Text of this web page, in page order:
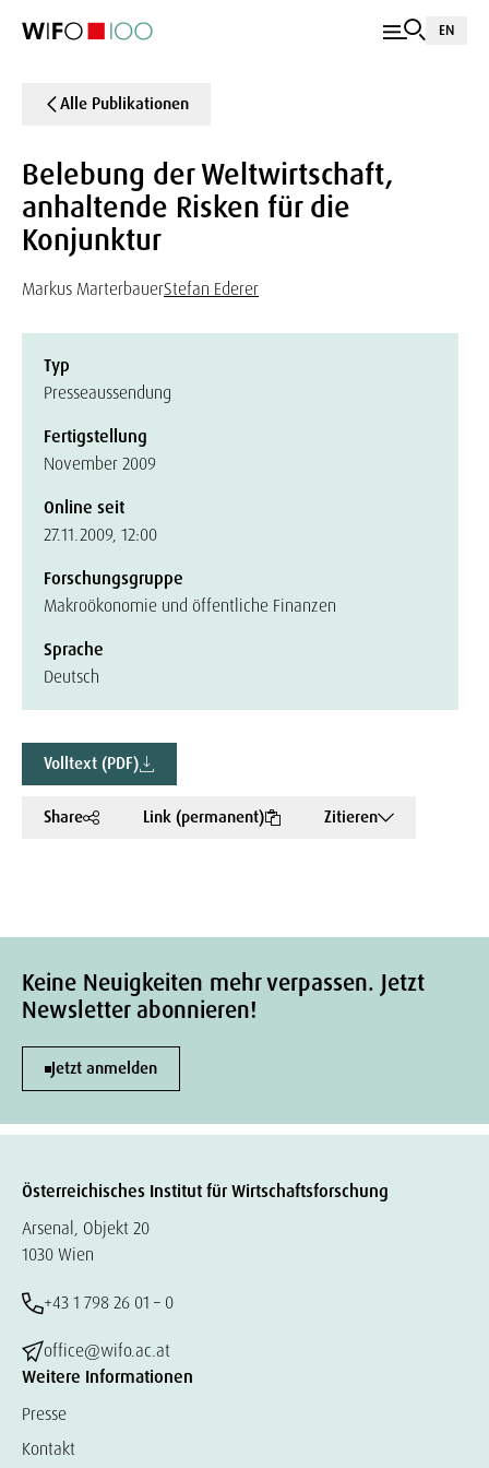
EN
Alle Publikationen
Belebung der Weltwirtschaft,
anhaltende Risken für die
Konjunktur
Markus MarterbauerStefan Ederer
Typ
Presseaussendung
Fertigstellung
November 2009
Online seit
27.11.2009, 12:00
Forschungsgruppe
Makroökonomie und öffentliche Finanzen
Sprache
Deutsch
Volltext (PDF)
Share Link (permanent) Zitieren
Keine Neuigkeiten mehr verpassen. Jetzt
Newsletter abonnieren!
Jetzt anmelden
Österreichisches Institut für Wirtschaftsforschung
Arsenal, Objekt 20
1030 Wien
+43 1 798 26 01 – 0
office@wifo.ac.at
Weitere Informationen
Presse
Kontakt